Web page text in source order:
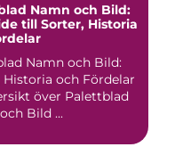
Namn och Bild:
till Sorter, Historia
Namn och Bild:
Historia och Fördelar
över Palettblad
Bild ...